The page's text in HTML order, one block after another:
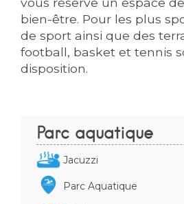
bien-être. Pour les plus
de sport ainsi que des
football, basket et tennis
disposition.
Parc aquatique
Jacuzzi
Parc Aquatique